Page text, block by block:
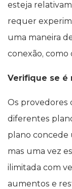
esteja
requer
uma maneira
conexão, como
Verifique se é
Os provedores
diferentes
plano concede
mas uma vez
ilimitada com
aumentos e